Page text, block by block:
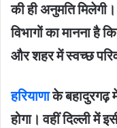
की ही अनुमति
विभागों का मानना है
और शहर में स्वच्छ
हरियाणाके बहादुरगढ़
होगा। वहीं दिल्ली में